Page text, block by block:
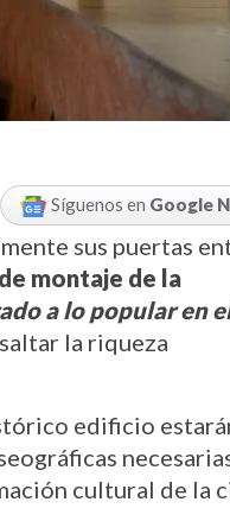
Síguenos en Google
montaje de la
a lo popular en
la riqueza
edificio
cultural de la